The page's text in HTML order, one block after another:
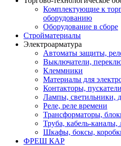
Комплектующие к
оборудованию
Оборудование в сборе
Стройматериалы
Электроарматура
Автоматы защиты,
Выключатели,
Клеммники
Материалы для
Контакторы,
Лампы, светильники,
Реле, реле времени
Трансформаторы,
Труба, кабель-каналы,
Шкафы, боксы,
ФРЕШ КАР